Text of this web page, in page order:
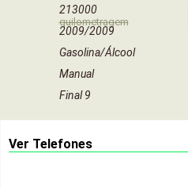
213000
quilometragem
2009/2009
Gasolina/Álcool
Manual
Final 9
Ver Telefones